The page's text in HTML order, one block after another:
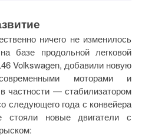
ничего не изменилось
продольной легковой
Volkswagen, добавили новую
моторами и
частности — стабилизатором
следующего года с конвейера
стояли новые двигатели с